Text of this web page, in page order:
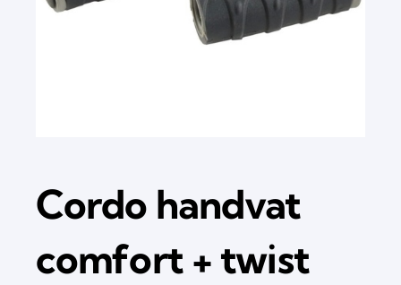
Cordo handvat
comfort + twist